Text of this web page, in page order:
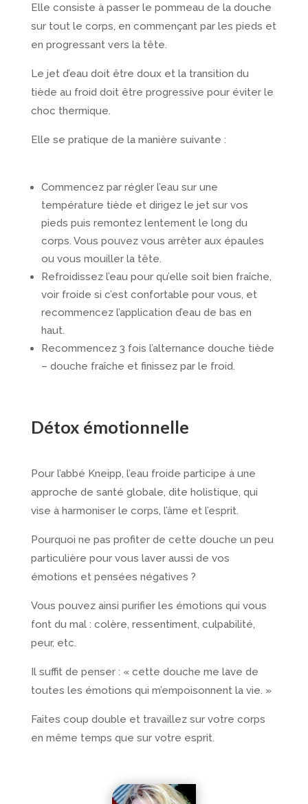
Elle consiste à passer le pommeau de la douche
sur tout le corps, en commençant par les pieds et
en progressant vers la tête.
Le jet d’eau doit être doux et la transition du
tiède au froid doit être progressive pour éviter le
choc thermique.
Elle se pratique de la manière suivante :
Commencez par régler l’eau sur une
température tiède et dirigez le jet sur vos
pieds puis remontez lentement le long du
corps. Vous pouvez vous arrêter aux épaules
ou vous mouiller la tête.
Refroidissez l’eau pour qu’elle soit bien fraîche,
voir froide si c’est confortable pour vous, et
recommencez l’application d’eau de bas en
haut.
Recommencez 3 fois l’alternance douche tiède
– douche fraîche et finissez par le froid.
Détox émotionnelle
Pour l’abbé Kneipp, l’eau froide participe à une
approche de santé globale, dite holistique, qui
vise à harmoniser le corps, l’âme et l’esprit.
Pourquoi ne pas profiter de cette douche un peu
particulière pour vous laver aussi de vos
émotions et pensées négatives ?
Vous pouvez ainsi purifier les émotions qui vous
font du mal : colère, ressentiment, culpabilité,
peur, etc.
Il suffit de penser : « cette douche me lave de
toutes les émotions qui m’empoisonnent la vie. »
Faites coup double et travaillez sur votre corps
en même temps que sur votre esprit.